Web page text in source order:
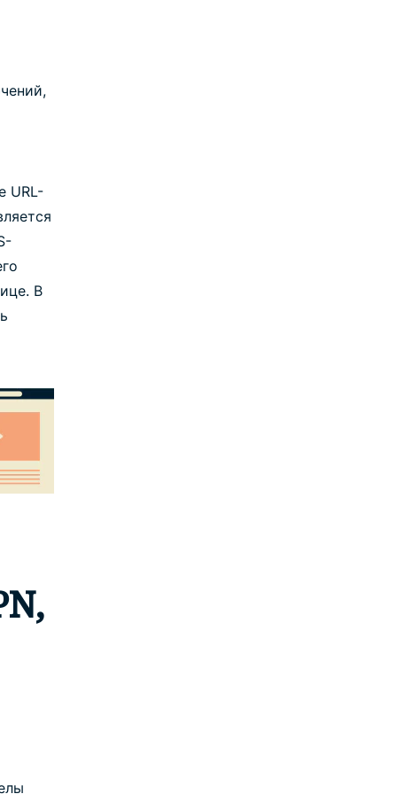
URL-
В